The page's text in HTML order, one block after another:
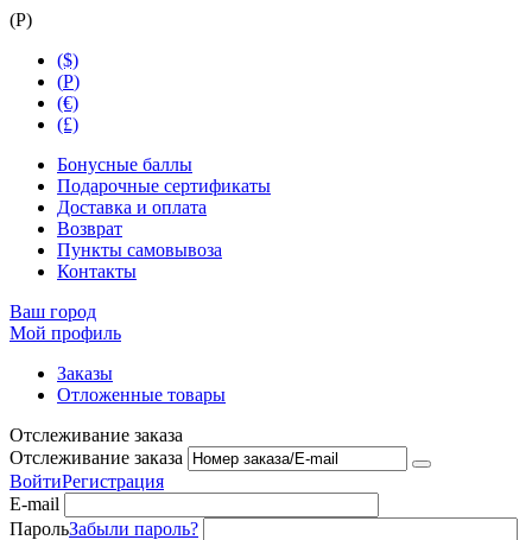
(Р)
($)
(Р)
(€)
(£)
Бонусные баллы
Подарочные сертификаты
Доставка и оплата
Возврат
Пункты самовывоза
Контакты
Ваш город
Мой профиль
Заказы
Отложенные товары
Отслеживание заказа
Отслеживание заказа
ВойтиРегистрация
E-mail
ПарольЗабыли пароль?